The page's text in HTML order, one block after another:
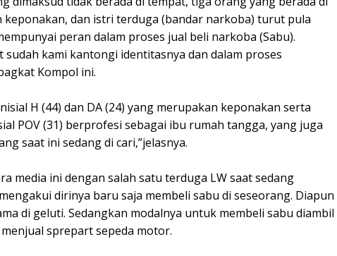
dan istri terduga (bandar narkoba) turut pula
peran dalam proses jual beli narkoba (Sabu).
kami kantongi identitasnya dan dalam proses
Kompol ini.
H (44) dan DA (24) yang merupakan keponakan serta
POV (31) berprofesi sebagai ibu rumah tangga, yang juga
saat ini sedang di cari,”jelasnya.
media ini dengan salah satu terduga LW saat sedang
dirinya baru saja membeli sabu di seseorang. Diapun
di geluti. Sedangkan modalnya untuk membeli sabu diambil
sprepart sepeda motor.